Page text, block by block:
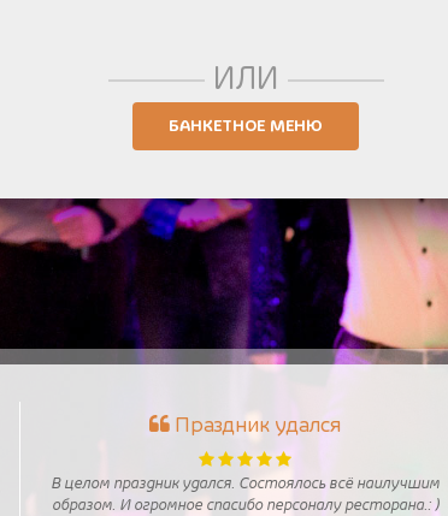
ИЛИ
БАНКЕТНОЕ МЕНЮ
Праздник удался
В целом праздник удался. Состоялось всё наилучшим
образом. И огромное спасибо персоналу ресторана.: )